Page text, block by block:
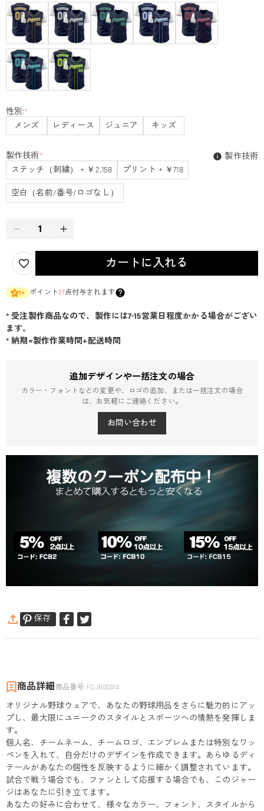
性別:*
メンズ
レディース ジュニア キッズ
製作技術*
ステッチ（刺繍） + ￥2,158
プリント + ￥718
空白（名前/番号/ロゴなし）
製作技術
カートに入れる
1× ポイント27点付与されます
* 受注製作商品なので、製作には7-15営業日程度かかる場合がござい
ます。
* 納期=製作作業時間+配送時間
追加デザインや一括注文の場合
カラー・フォントなどの変更や、ロゴの追加、または一括注文の場合
は、お気軽にご連絡ください。
お問い合わせ
保存
商品詳細 商品番号: FCJB00314
オリジナル野球ウェアで、あなたの野球用品をさらに魅力的にアッ
プし、最大限にユニークのスタイルとスポーツへの情熱を発揮しま
す。
個人名、チームネーム、チームロゴ、エンブレムまたは特別なワッ
ペンを入れて、自分だけのデザインを作成できます。あらゆるディ
テールがあなたの個性を反映するように細かく調整されています。
試合で戦う場合でも、ファンとして応援する場合でも、このジャー
ジはあなたに引き立てます。
あなたの好みに合わせて、様々なカラー、フォント、スタイルから